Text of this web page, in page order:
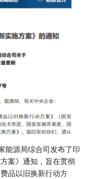
能源局综合司发布了印
案》通知，旨在贯彻
品以旧换新行动方